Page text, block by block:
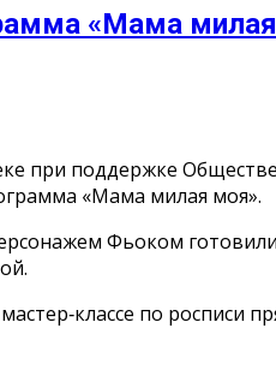
«Мама
при поддержке
«Мама милая моя».
Фьоком
по